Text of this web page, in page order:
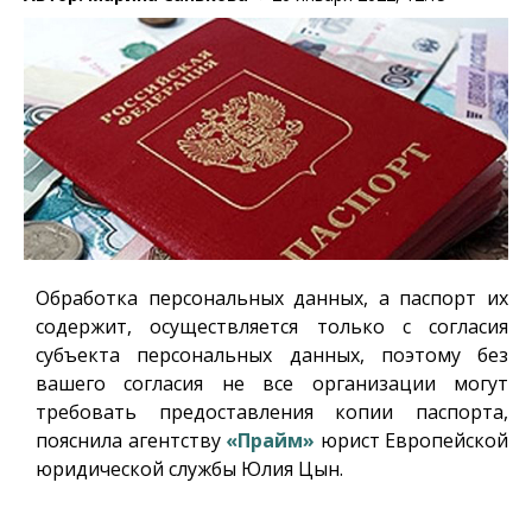
Обработка персональных данных, а паспорт их
содержит, осуществляется только с согласия
субъекта персональных данных, поэтому без
вашего согласия не все организации могут
требовать предоставления копии паспорта,
пояснила агентству «Прайм» юрист Европейской
юридической службы Юлия Цын.